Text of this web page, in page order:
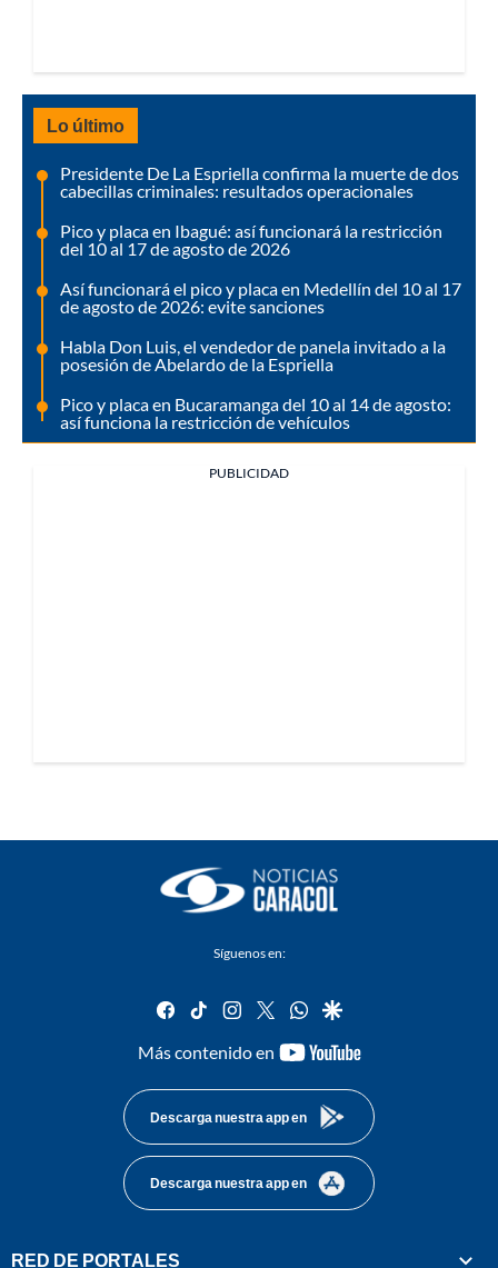
Lo último
Presidente De La Espriella confirma la muerte de dos
cabecillas criminales: resultados operacionales
Pico y placa en Ibagué: así funcionará la restricción
del 10 al 17 de agosto de 2026
Así funcionará el pico y placa en Medellín del 10 al 17
de agosto de 2026: evite sanciones
Habla Don Luis, el vendedor de panela invitado a la
posesión de Abelardo de la Espriella
Pico y placa en Bucaramanga del 10 al 14 de agosto:
así funciona la restricción de vehículos
PUBLICIDAD
Síguenos en:
facebook
tiktok instagram
twitterwhatsapp
google
Más contenido en
youtube-
Descarga nuestra app en
Descarga nuestra app en
RED DE PORTALES